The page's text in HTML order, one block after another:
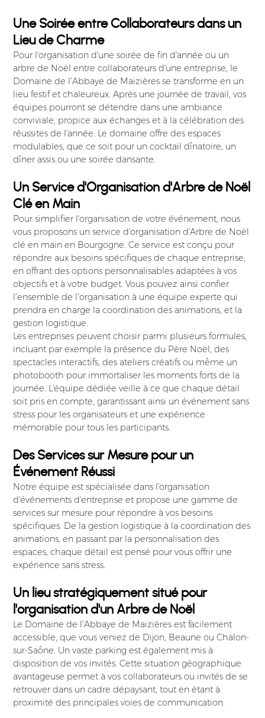
Une Soirée entre Collaborateurs dans un
Lieu de Charme
Pour l'organisation d'une soirée de fin d'année ou un
arbre de Noël entre collaborateurs d'une entreprise, le
Domaine de l’Abbaye de Maizières se transforme en un
lieu festif et chaleureux. Après une journée de travail, vos
équipes pourront se détendre dans une ambiance
conviviale, propice aux échanges et à la célébration des
réussites de l'année. Le domaine offre des espaces
modulables, que ce soit pour un cocktail dînatoire, un
dîner assis ou une soirée dansante.
Un Service d'Organisation d'Arbre de Noël
Clé en Main
Pour simplifier l'organisation de votre événement, nous
vous proposons un service d'organisation d'Arbre de Noël
clé en main en Bourgogne. Ce service est conçu pour
répondre aux besoins spécifiques de chaque entreprise,
en offrant des options personnalisables adaptées à vos
objectifs et à votre budget. Vous pouvez ainsi confier
l’ensemble de l’organisation à une équipe experte qui
prendra en charge la coordination des animations, et la
gestion logistique.
Les entreprises peuvent choisir parmi plusieurs formules,
incluant par exemple la présence du Père Noël, des
spectacles interactifs, des ateliers créatifs ou même un
photobooth pour immortaliser les moments forts de la
journée. L'équipe dédiée veille à ce que chaque détail
soit pris en compte, garantissant ainsi un événement sans
stress pour les organisateurs et une expérience
mémorable pour tous les participants.
Des Services sur Mesure pour un
Événement Réussi
Notre équipe est spécialisée dans l'organisation
d'événements d'entreprise et propose une gamme de
services sur mesure pour répondre à vos besoins
spécifiques. De la gestion logistique à la coordination des
animations, en passant par la personnalisation des
espaces, chaque détail est pensé pour vous offrir une
expérience sans stress.
Un lieu stratégiquement situé pour
l'organisation d'un Arbre de Noël
Le Domaine de l’Abbaye de Maizières est facilement
accessible, que vous veniez de Dijon, Beaune ou Chalon-
sur-Saône. Un vaste parking est également mis à
disposition de vos invités. Cette situation géographique
avantageuse permet à vos collaborateurs ou invités de se
retrouver dans un cadre dépaysant, tout en étant à
proximité des principales voies de communication.